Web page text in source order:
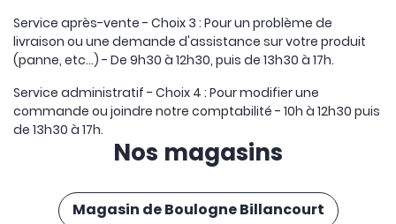
Service après-vente - Choix 3 : Pour un problème de
livraison ou une demande d'assistance sur votre produit
(panne, etc...) - De 9h30 à 12h30, puis de 13h30 à 17h.
Service administratif - Choix 4 : Pour modifier une
commande ou joindre notre comptabilité - 10h à 12h30 puis
de 13h30 à 17h.
Nos magasins
Magasin de Boulogne Billancourt